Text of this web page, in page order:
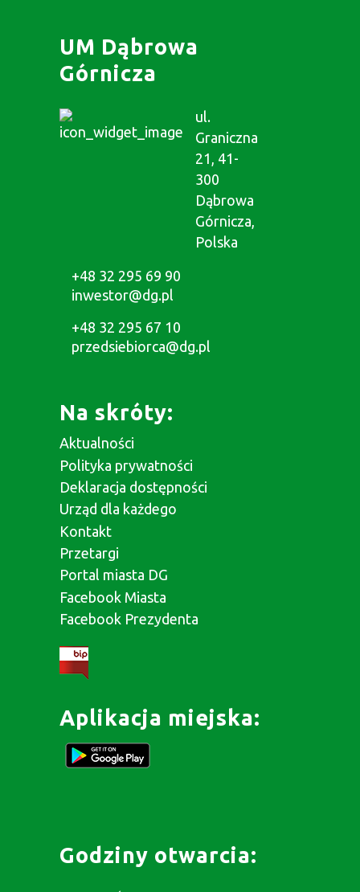
UM Dąbrowa
Górnicza
ul.
Graniczna
21, 41-
300
Dąbrowa
Górnicza,
Polska
+48 32 295 69 90
inwestor@dg.pl
+48 32 295 67 10
przedsiebiorca@dg.pl
Na skróty:
Aktualności
Polityka prywatności
Deklaracja dostępności
Urząd dla każdego
Kontakt
Przetargi
Portal miasta DG
Facebook Miasta
Facebook Prezydenta
Aplikacja miejska:
Godziny otwarcia: